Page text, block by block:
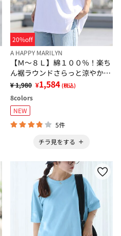
20%off
A HAPPY MARILYN
【Ｍ～８Ｌ】綿１００％！楽ち
ん裾ラウンドさらっと涼やかチ
ュニック丈Ｔシャツ
¥ 1,980 ¥1,584 (税込)
8colors
NEW
5件
チラ見をする